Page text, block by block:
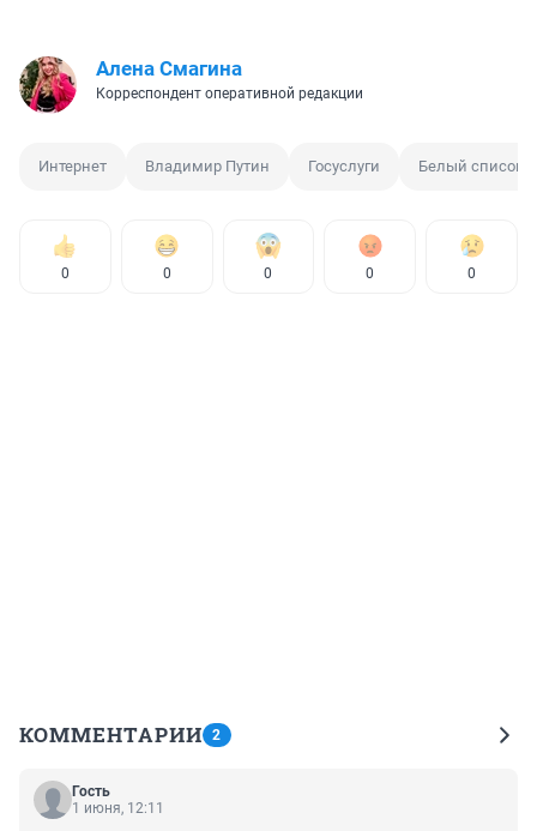
Алена Смагина
Корреспондент оперативной редакции
Интернет Владимир Путин Госуслуги Белый список
0 0 0 0 0
КОММЕНТАРИИ 2
Гость
1 июня, 12:11